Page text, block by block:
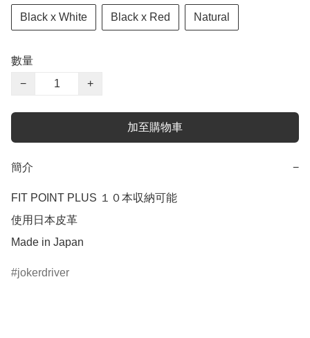
Black x White Black x Red Natural
數量
−
+
加至購物車
簡介 −
FIT POINT PLUS １０本収納可能
使用日本皮革
Made in Japan
jokerdriver